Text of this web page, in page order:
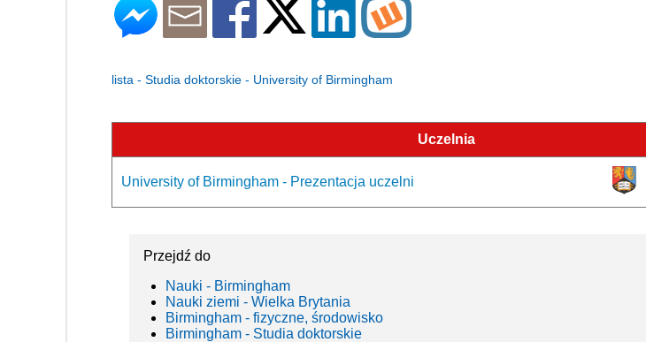
lista - Studia doktorskie - University of Birmingham
Uczelnia
University of Birmingham - Prezentacja uczelni
Przejdź do
Nauki - Birmingham
Nauki ziemi - Wielka Brytania
Birmingham - fizyczne, środowisko
Birmingham - Studia doktorskie